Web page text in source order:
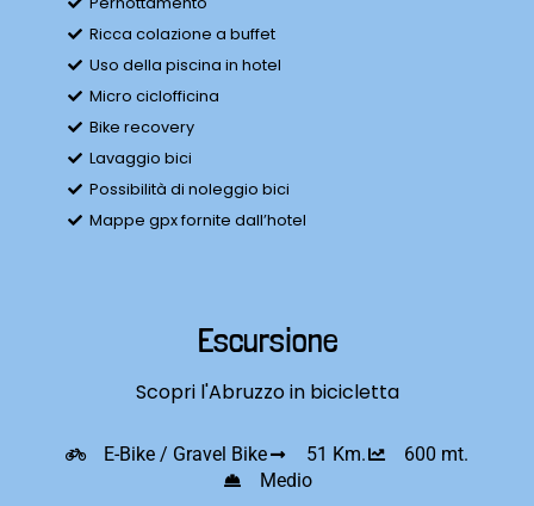
Ricca colazione a buffet
Uso della piscina in hotel
Micro ciclofficina
Bike recovery
Lavaggio bici
Possibilità di noleggio bici
Mappe gpx fornite dall’hotel
Escursione
Scopri l'Abruzzo in bicicletta
E-Bike / Gravel Bike 51 Km.
600 mt.
Medio